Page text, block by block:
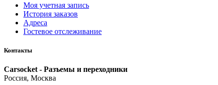
Моя учетная запись
История заказов
Адреса
Гостевое отслеживание
Контакты
Carsocket - Разъемы и переходники
Россия, Москва